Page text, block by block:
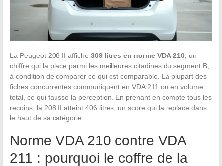
La Peugeot 208 II affiche 309 litres en norme VDA 210, un
chiffre qui la place parmi les meilleures citadines du segment B,
à condition de comparer ce qui est comparable. La plupart des
fiches concurrentes communiquent en VDA 211 ou en volume
total, ce qui fausse la perception. En prenant en compte tous les
recoins, la 208 II atteint 406 litres, un score qui la replace dans
le haut de sa catégorie.
Norme VDA 210 contre VDA
211 : pourquoi le coffre de la